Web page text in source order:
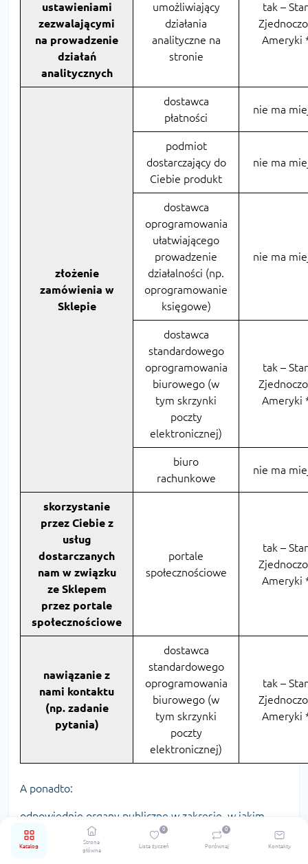
Katalog
Strona
główna
Lista życzeń
0
Porównaj
0
Kontakty
ustawieniami
zezwalającymi
na prowadzenie
działań
analitycznych
umożliwiający
działania
analityczne na
stronie
tak –
Ameryki
złożenie
zamówienia w
Sklepie
dostawca
płatności
nie ma
podmiot
dostarczający do
Ciebie produkt
nie ma
dostawca
oprogramowania
ułatwiającego
prowadzenie
działalności (np.
oprogramowanie
księgowe)
nie ma
dostawca
standardowego
oprogramowania
biurowego (w
tym skrzynki
poczty
elektronicznej)
tak –
Ameryki
biuro
rachunkowe
nie ma
skorzystanie
przez Ciebie z
usług
dostarczanych
nam w związku
ze Sklepem
przez portale
społecznościowe
portale
społecznościowe
tak –
Ameryki
nawiązanie z
nami kontaktu
(np. zadanie
pytania)
dostawca
standardowego
oprogramowania
biurowego (w
tym skrzynki
poczty
elektronicznej)
tak –
Ameryki
A ponadto:
odpowiednie organy publiczne w zakresie, w jakim
jesteśmy zobowiązani do udostępnienia im danych.
PRZEKAZYWANIE DANYCH